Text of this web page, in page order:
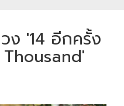
ง '14 อีกครั้ง